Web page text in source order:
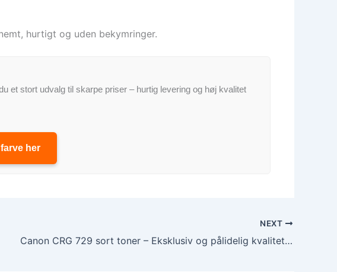
hurtigt og uden bekymringer.
et stort udvalg til skarpe priser – hurtig levering og høj kvalitet
her
NEXT
Canon CRG 729 sort toner – Eksklusiv og pålidelig kvalitet nu!